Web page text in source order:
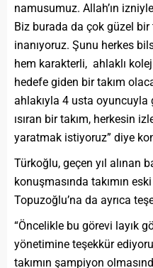
namusumuz. Allah’ın
Biz burada da çok güzel bir
inanıyoruz. Şunu herkes
hem karakterli, ahlaklı
hedefe giden bir takım
ahlakıyla 4 usta oyuncuyla
ısıran bir takım, herkesin
yaratmak istiyoruz” diye
Türkoğlu, geçen yıl alınan
konuşmasında takımın
Topuzoğlu’na da ayrıca
“Öncelikle bu görevi layık
yönetimine teşekkür
takımın şampiyon